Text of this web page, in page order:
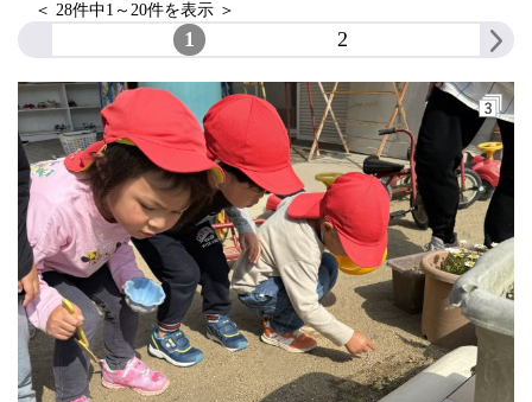
＜ 28件中1～20件を表示 ＞
1 2